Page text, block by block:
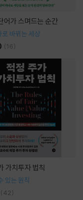
어가 스며드는 순간
로 바뀌는 세상
(16)
가치투자 법칙
있는 원칙
(42)